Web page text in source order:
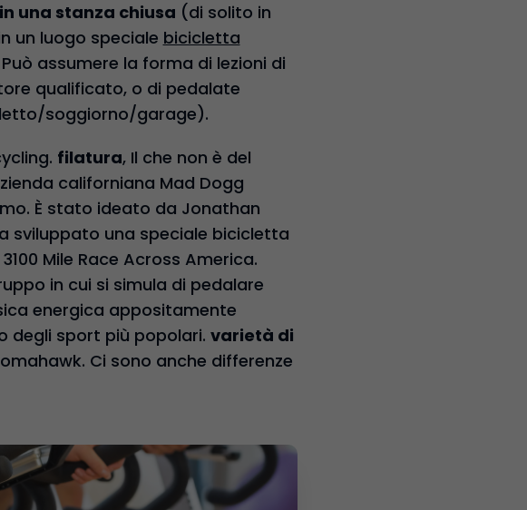
una stanza chiusa (di solito in
un luogo speciale bicicletta
assumere la forma di lezioni di
qualificato, o di pedalate
soggiorno/garage).
filatura, Il che non è del
californiana Mad Dogg
È stato ideato da Jonathan
sviluppato una speciale bicicletta
Mile Race Across America.
in cui si simula di pedalare
energica appositamente
degli sport più popolari. varietà di
Ci sono anche differenze